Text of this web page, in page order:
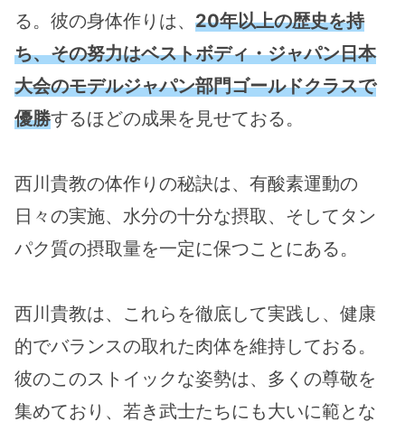
る。彼の身体作りは、 20年以上の歴史を持
ち、その努力はベストボディ・ジャパン日本
大会のモデルジャパン部門ゴールドクラスで
優勝するほどの成果を見せておる。
西川貴教の体作りの秘訣は、有酸素運動の
日々の実施、水分の十分な摂取、そしてタン
パク質の摂取量を一定に保つことにある。
西川貴教は、これらを徹底して実践し、健康
的でバランスの取れた肉体を維持しておる。
彼のこのストイックな姿勢は、多くの尊敬を
集めており、若き武士たちにも大いに範とな